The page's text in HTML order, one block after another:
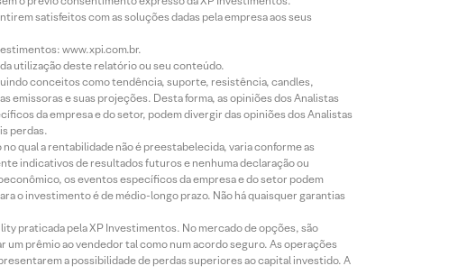
satisfeitos com as soluções dadas pela empresa aos seus
www.xpi.com.br.
utilização deste relatório ou seu conteúdo.
conceitos como tendência, suporte, resistência, candles,
emissoras e suas projeções. Desta forma, as opiniões dos Analistas
da empresa e do setor, podem divergir das opiniões dos Analistas
perdas.
qual a rentabilidade não é preestabelecida, varia conforme as
indicativos de resultados futuros e nenhuma declaração ou
os eventos específicos da empresa e do setor podem
o investimento é de médio-longo prazo. Não há quaisquer garantias
praticada pela XP Investimentos. No mercado de opções, são
prêmio ao vendedor tal como num acordo seguro. As operações
a possibilidade de perdas superiores ao capital investido. A